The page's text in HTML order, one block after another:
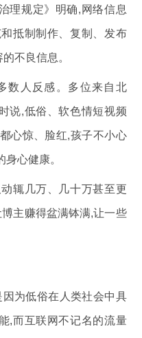
理规定》明确,网络信息
抵制制作、复制、发布
不良信息。
数人反感。多位来自北
说,低俗、软色情短视频
心惊、脸红,孩子不小心
心健康。
辄几万、几十万甚至更
博主赚得盆满钵满,让一些
为低俗在人类社会中具
,而互联网不记名的流量